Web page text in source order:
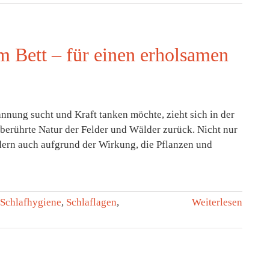
Bett – für einen erholsamen
sucht und Kraft tanken möchte, zieht sich in der
Natur der Felder und Wälder zurück. Nicht nur
auch aufgrund der Wirkung, die Pflanzen und
Schlafhygiene, Schlaflagen,
Weiterlesen